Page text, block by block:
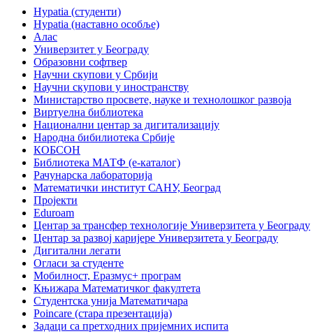
Hypatia (студенти)
Hypatia (наставно особље)
Алас
Универзитет у Београду
Образовни софтвер
Научни скупови у Србији
Научни скупови у иностранству
Министарство просвете, науке и технолошког развоја
Виртуелна библиотека
Национални центар за дигитализацију
Народна бибилиотека Србије
КОБСОН
Библиотека МАТФ (е-каталог)
Рачунарска лабораторија
Математички институт САНУ, Београд
Пројекти
Eduroam
Центар за трансфер технологије Универзитета у Београду
Центар за развој каријере Универзитета у Београду
Дигитални легати
Огласи за студенте
Мобилност, Еразмус+ програм
Књижара Математичког факултета
Студентска унија Математичара
Poincare (стара презентација)
Задаци са претходних пријемних испита